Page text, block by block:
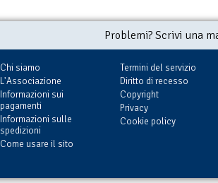
Problemi? Scrivi una
Chi siamo
L'Associazione
Informazioni sui
pagamenti
Informazioni sulle
spedizioni
Come usare il sito
Termini del servizio
Diritto di recesso
Copyright
Privacy
Cookie policy